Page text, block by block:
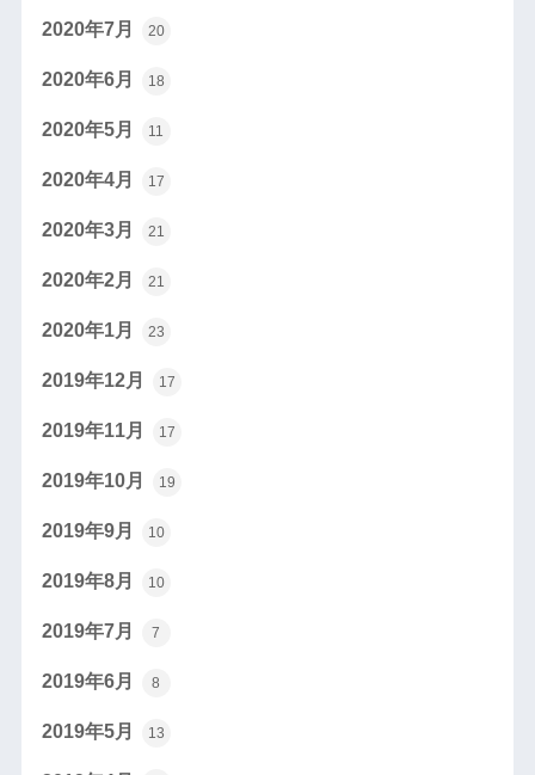
2020年7月 20
2020年6月 18
2020年5月 11
2020年4月 17
2020年3月 21
2020年2月 21
2020年1月 23
2019年12月 17
2019年11月 17
2019年10月 19
2019年9月 10
2019年8月 10
2019年7月 7
2019年6月 8
2019年5月 13